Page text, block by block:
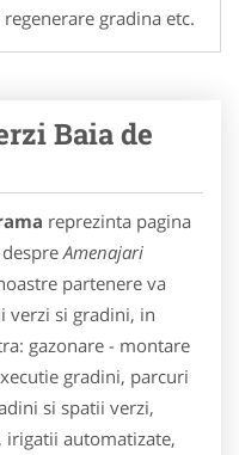
gradina etc.
Baia de
reprezinta pagina
Amenajari
partenere va
verzi si gradini, in
gazonare - montare
gradini, parcuri
si spatii verzi,
irigatii automatizate,